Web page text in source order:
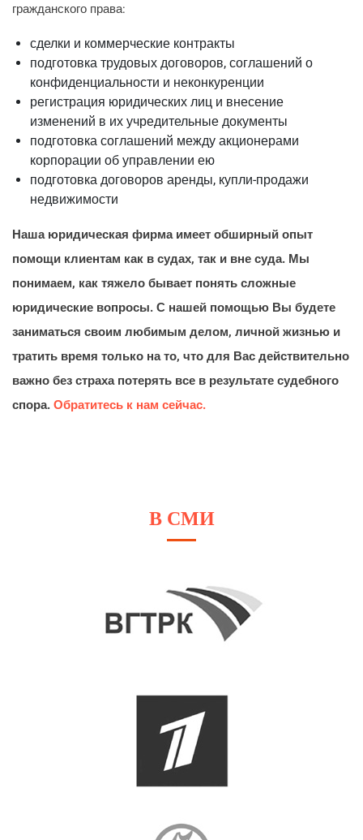
гражданского права:
сделки и коммерческие контракты
подготовка трудовых договоров, соглашений о
конфиденциальности и неконкуренции
регистрация юридических лиц и внесение
изменений в их учредительные документы
подготовка соглашений между акционерами
корпорации об управлении ею
подготовка договоров аренды, купли-продажи
недвижимости
Наша юридическая фирма имеет обширный опыт
помощи клиентам как в судах, так и вне суда. Мы
понимаем, как тяжело бывает понять сложные
юридические вопросы. С нашей помощью Вы будете
заниматься своим любимым делом, личной жизнью и
тратить время только на то, что для Вас действительно
важно без страха потерять все в результате судебного
спора. Обратитесь к нам сейчас.
В СМИ